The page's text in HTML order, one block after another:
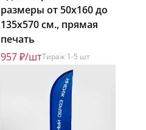
размеры от 50х160 до
135х570 см., прямая
печать
957 ₽/штТираж 1-5 шт